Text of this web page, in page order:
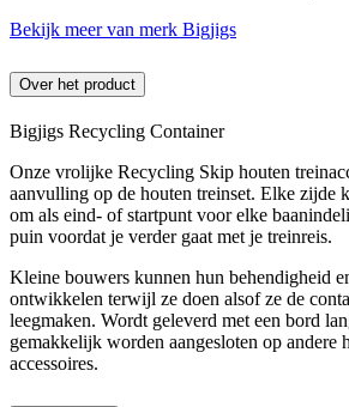
Bekijk meer van merk Bigjigs
Over het product
Bigjigs Recycling Container
Onze vrolijke Recycling Skip houten
aanvulling op de houten treinset. Elke zijde
om als eind- of startpunt voor elke
puin voordat je verder gaat met je treinreis.
Kleine bouwers kunnen hun behendigheid
ontwikkelen terwijl ze doen alsof ze de
leegmaken. Wordt geleverd met een bord
gemakkelijk worden aangesloten op andere
accessoires.